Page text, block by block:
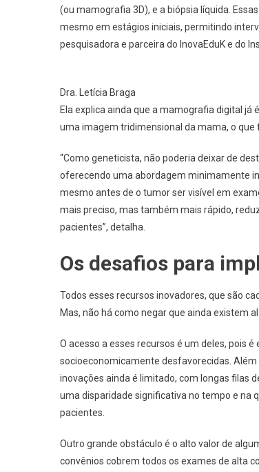
(ou mamografia 3D), e a biópsia líquida.
mesmo em estágios iniciais, permitindo
pesquisadora e parceira do InovaEduK e do
Dra. Letícia Braga
Ela explica ainda que a mamografia digital
uma imagem tridimensional da mama, o
“Como geneticista, não poderia deixar de
oferecendo uma abordagem minimamente
mesmo antes de o tumor ser visível em
mais preciso, mas também mais rápido,
pacientes”, detalha.
Os desafios para
Todos esses recursos inovadores, que são
Mas, não há como negar que ainda existem
O acesso a esses recursos é um deles, pois
socioeconomicamente desfavorecidas.
inovações ainda é limitado, com longas filas
uma disparidade significativa no tempo e na
pacientes.
Outro grande obstáculo é o alto valor de
convênios cobrem todos os exames de alta